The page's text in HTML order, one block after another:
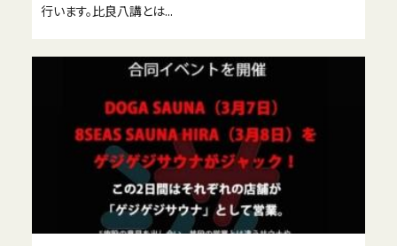
行います。比良八講とは...